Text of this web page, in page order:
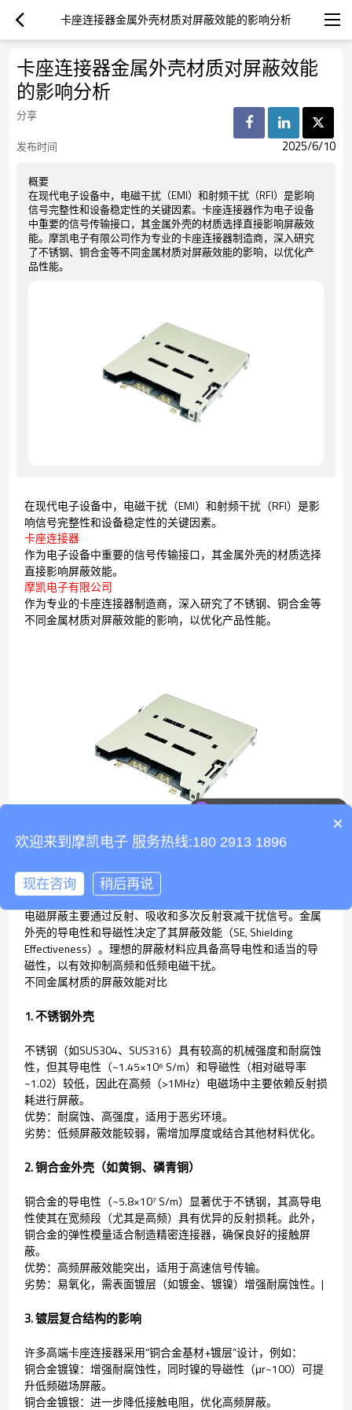
卡座连接器金属外壳材质对屏蔽效能的影响分析
卡座连接器金属外壳材质对屏蔽效能
的影响分析
分享
发布时间
2025/6/10
概要
在现代电子设备中，电磁干扰（EMI）和射频干扰（RFI）是影响
信号完整性和设备稳定性的关键因素。卡座连接器作为电子设备
中重要的信号传输接口，其金属外壳的材质选择直接影响屏蔽效
能。摩凯电子有限公司作为专业的卡座连接器制造商，深入研究
了不锈钢、铜合金等不同金属材质对屏蔽效能的影响，以优化产
品性能。
在现代电子设备中，电磁干扰（EMI）和射频干扰（RFI）是影
响信号完整性和设备稳定性的关键因素。
卡座连接器
作为电子设备中重要的信号传输接口，其金属外壳的材质选择
直接影响屏蔽效能。
摩凯电子有限公司
作为专业的卡座连接器制造商，深入研究了不锈钢、铜合金等
不同金属材质对屏蔽效能的影响，以优化产品性能。
金属外壳的屏蔽机制
电磁屏蔽主要通过反射、吸收和多次反射衰减干扰信号。金属
外壳的导电性和导磁性决定了其屏蔽效能（SE, Shielding
Effectiveness）。理想的屏蔽材料应具备高导电性和适当的导
磁性，以有效抑制高频和低频电磁干扰。
不同金属材质的屏蔽效能对比
1. 不锈钢外壳
不锈钢（如SUS304、SUS316）具有较高的机械强度和耐腐蚀
性，但其导电性（~1.45×10⁶ S/m）和导磁性（相对磁导率
~1.02）较低，因此在高频（>1MHz）电磁场中主要依赖反射损
耗进行屏蔽。
优势：耐腐蚀、高强度，适用于恶劣环境。
劣势：低频屏蔽效能较弱，需增加厚度或结合其他材料优化。
2. 铜合金外壳（如黄铜、磷青铜）
铜合金的导电性（~5.8×10⁷ S/m）显著优于不锈钢，其高导电
性使其在宽频段（尤其是高频）具有优异的反射损耗。此外，
铜合金的弹性模量适合制造精密连接器，确保良好的接触屏
蔽。
优势：高频屏蔽效能突出，适用于高速信号传输。
劣势：易氧化，需表面镀层（如镀金、镀镍）增强耐腐蚀性。|
3. 镀层复合结构的影响
许多高端卡座连接器采用“铜合金基材+镀层”设计，例如：
铜合金镀镍：增强耐腐蚀性，同时镍的导磁性（μr~100）可提
升低频磁场屏蔽。
铜合金镀银：进一步降低接触电阻，优化高频屏蔽。
×
欢迎来到摩凯电子 服务热线:180 2913 1896
现在咨询 稍后再说